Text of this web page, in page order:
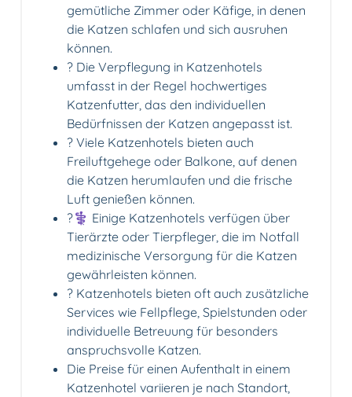
gemütliche Zimmer oder Käfige, in denen
die Katzen schlafen und sich ausruhen
können.
?️ Die Verpflegung in Katzenhotels
umfasst in der Regel hochwertiges
Katzenfutter, das den individuellen
Bedürfnissen der Katzen angepasst ist.
?️ Viele Katzenhotels bieten auch
Freiluftgehege oder Balkone, auf denen
die Katzen herumlaufen und die frische
Luft genießen können.
?‍⚕️ Einige Katzenhotels verfügen über
Tierärzte oder Tierpfleger, die im Notfall
medizinische Versorgung für die Katzen
gewährleisten können.
? Katzenhotels bieten oft auch zusätzliche
Services wie Fellpflege, Spielstunden oder
individuelle Betreuung für besonders
anspruchsvolle Katzen.
Die Preise für einen Aufenthalt in einem
Katzenhotel variieren je nach Standort,